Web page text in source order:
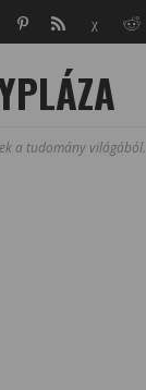
a tudomány világából.